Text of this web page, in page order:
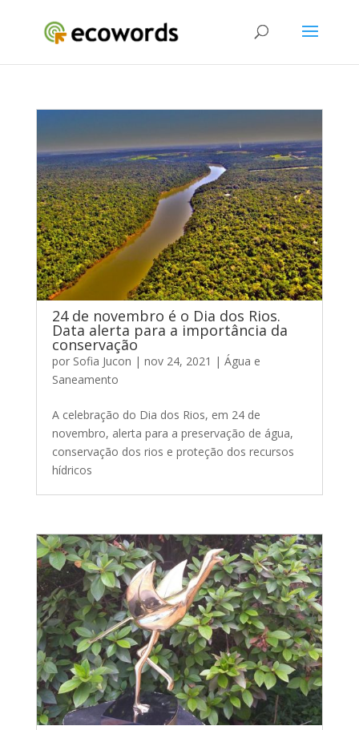
24 de novembro é o Dia dos Rios.
Data alerta para a importância da
conservação
por Sofia Jucon | nov 24, 2021 | Água e
Saneamento
A celebração do Dia dos Rios, em 24 de
novembro, alerta para a preservação de água,
conservação dos rios e proteção dos recursos
hídricos